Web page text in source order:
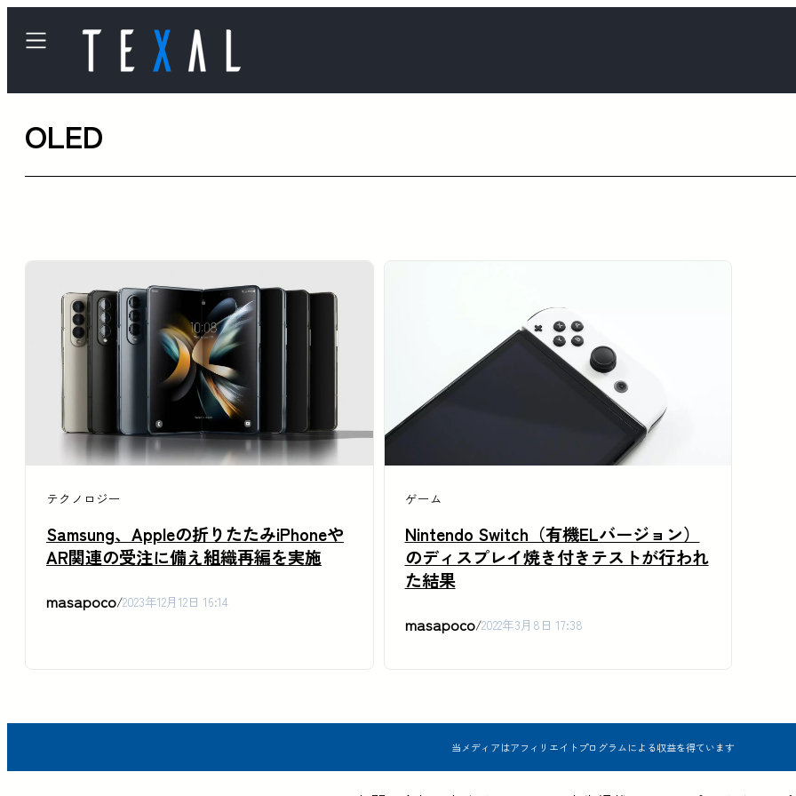
OLED
テクノロジー
Samsung、Appleの折りたたみiPhoneや
AR関連の受注に備え組織再編を実施
masapoco/2023年12月12日 16:14
ゲーム
Nintendo Switch（有機ELバージョン）
のディスプレイ焼き付きテストが行われ
た結果
masapoco/2022年3月8日 17:38
当メディアはアフィリエイトプログラムによる収益を得ています